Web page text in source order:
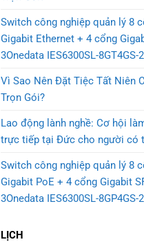
Switch công nghiệp quản lý 8
Gigabit Ethernet + 4 cổng
3Onedata IES6300SL-8GT4GS-
Vì Sao Nên Đặt Tiệc Tất Niên
Trọn Gói?
Lao động lành nghề: Cơ hội
trực tiếp tại Đức cho người có
Switch công nghiệp quản lý 8
Gigabit PoE + 4 cổng Gigabit
3Onedata IES6300SL-8GP4GS-
LỊCH